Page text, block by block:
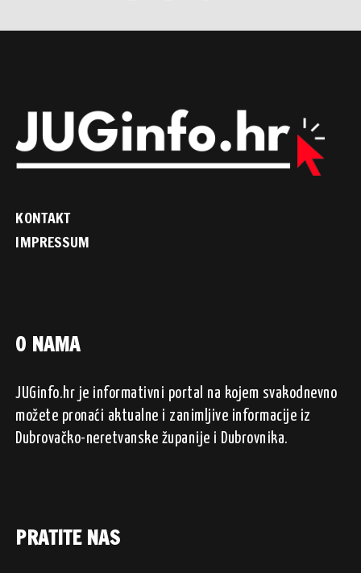
KONTAKT
IMPRESSUM
O NAMA
JUGinfo.hr je informativni portal na kojem svakodnevno
možete pronaći aktualne i zanimljive informacije iz
Dubrovačko-neretvanske županije i Dubrovnika.
PRATITE NAS